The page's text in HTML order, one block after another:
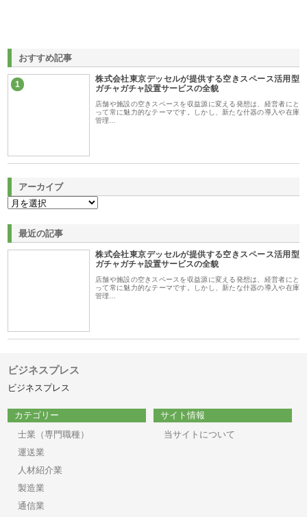
おすすめ記事
1
株式会社東京デッセルが提供する空きスペース活用型
ガチャガチャ設置サービスの全貌
店舗や施設の空きスペースを収益源に変える発想は、経営者にと
って常に魅力的なテーマです。しかし、新たな什器の導入や在庫
管理…
アーカイブ
最近の記事
株式会社東京デッセルが提供する空きスペース活用型
ガチャガチャ設置サービスの全貌
店舗や施設の空きスペースを収益源に変える発想は、経営者にと
って常に魅力的なテーマです。しかし、新たな什器の導入や在庫
管理…
ビジネスプレス
ビジネスプレス
カテゴリー
士業（専門職種）
運送業
人材紹介業
製造業
通信業
サイト情報
当サイトについて